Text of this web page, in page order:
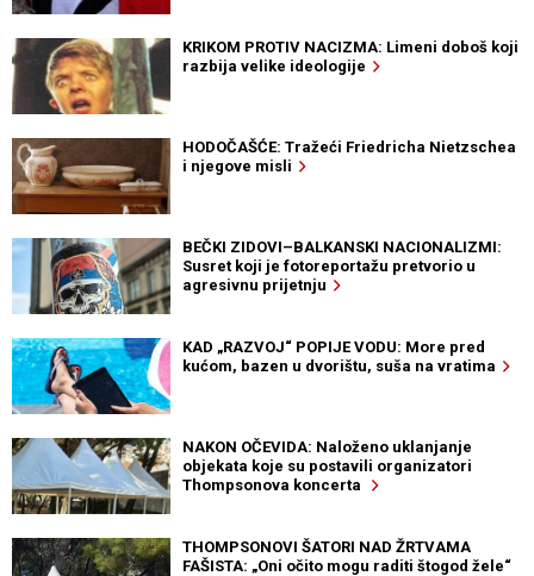
KRIKOM PROTIV NACIZMA: Limeni doboš koji
razbija velike ideologije
HODOČAŠĆE: Tražeći Friedricha Nietzschea
i njegove misli
BEČKI ZIDOVI–BALKANSKI NACIONALIZMI:
Susret koji je fotoreportažu pretvorio u
agresivnu prijetnju
KAD „RAZVOJ“ POPIJE VODU: More pred
kućom, bazen u dvorištu, suša na vratima
NAKON OČEVIDA: Naloženo uklanjanje
objekata koje su postavili organizatori
Thompsonova koncerta
THOMPSONOVI ŠATORI NAD ŽRTVAMA
FAŠISTA: „Oni očito mogu raditi štogod žele“